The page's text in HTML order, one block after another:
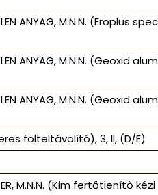
ANYAG, M.N.N. (Eroplus
ANYAG, M.N.N. (Geoxid
ANYAG, M.N.N. (Geoxid
folteltávolító), 3, II, (D/E)
M.N.N. (Kim fertőtlenítő kézi